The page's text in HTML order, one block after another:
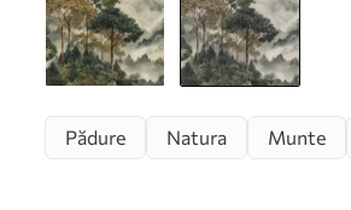
Pădure Natura Munte